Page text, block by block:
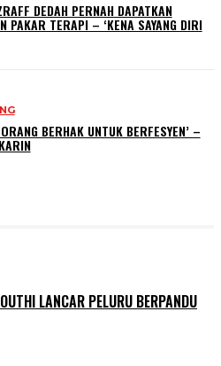
DEDAH PERNAH DAPATKAN
PAKAR TERAPI – ‘KENA SAYANG DIRI
BERHAK UNTUK BERFESYEN’ –
LANCAR PELURU BERPANDU